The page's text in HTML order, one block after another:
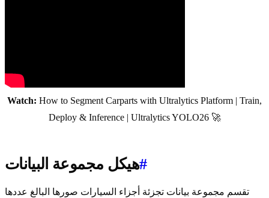
Watch: How to Segment Carparts with Ultralytics Platform | Train,
Deploy & Inference | Ultralytics YOLO26 🚀
هيكل مجموعة البيانات#
تقسم مجموعة بيانات تجزئة أجزاء السيارات صورها البالغ عددها